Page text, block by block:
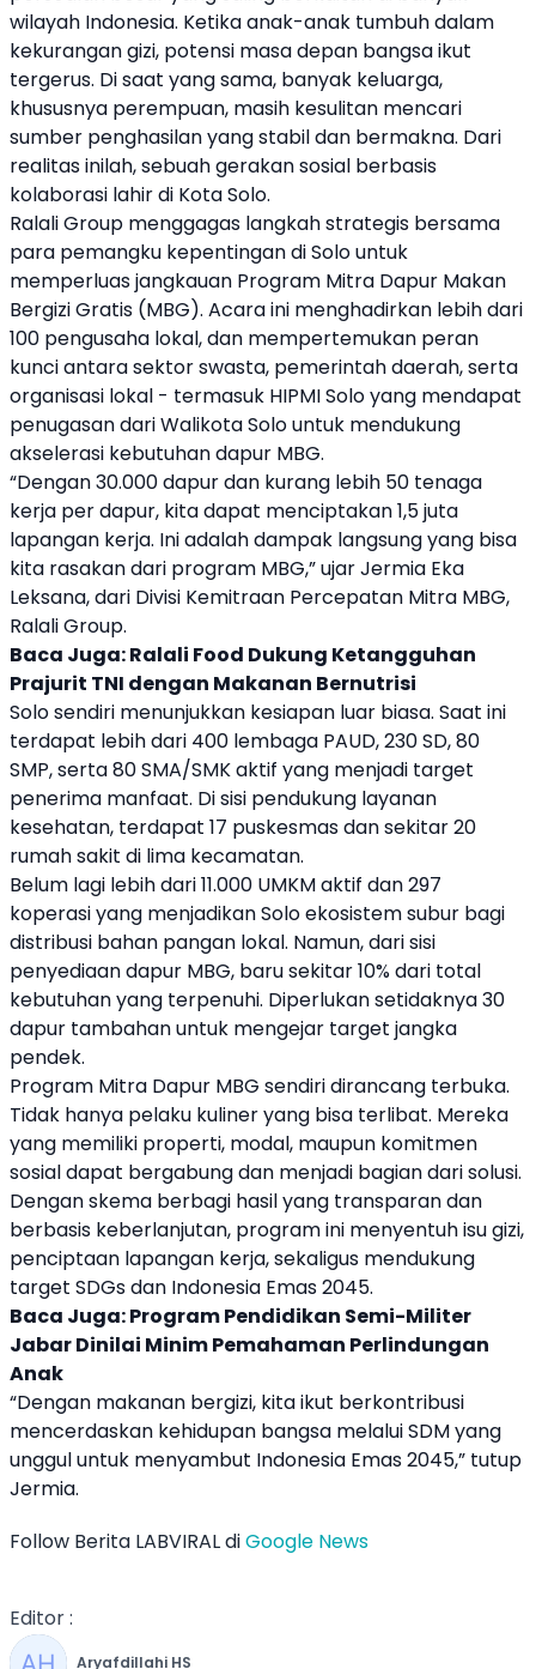
wilayah Indonesia. Ketika anak-anak tumbuh dalam
kekurangan gizi, potensi masa depan bangsa ikut
tergerus. Di saat yang sama, banyak keluarga,
khususnya perempuan, masih kesulitan mencari
sumber penghasilan yang stabil dan bermakna. Dari
realitas inilah, sebuah gerakan sosial berbasis
kolaborasi lahir di Kota Solo.
Ralali Group menggagas langkah strategis bersama
para pemangku kepentingan di Solo untuk
memperluas jangkauan Program Mitra Dapur Makan
Bergizi Gratis (MBG). Acara ini menghadirkan lebih dari
100 pengusaha lokal, dan mempertemukan peran
kunci antara sektor swasta, pemerintah daerah, serta
organisasi lokal - termasuk HIPMI Solo yang mendapat
penugasan dari Walikota Solo untuk mendukung
akselerasi kebutuhan dapur MBG.
“Dengan 30.000 dapur dan kurang lebih 50 tenaga
kerja per dapur, kita dapat menciptakan 1,5 juta
lapangan kerja. Ini adalah dampak langsung yang bisa
kita rasakan dari program MBG,” ujar Jermia Eka
Leksana, dari Divisi Kemitraan Percepatan Mitra MBG,
Ralali Group.
Baca Juga:Ralali Food Dukung Ketangguhan
Prajurit TNI dengan Makanan Bernutrisi
Solo sendiri menunjukkan kesiapan luar biasa. Saat ini
terdapat lebih dari 400 lembaga PAUD, 230 SD, 80
SMP, serta 80 SMA/SMK aktif yang menjadi target
penerima manfaat. Di sisi pendukung layanan
kesehatan, terdapat 17 puskesmas dan sekitar 20
rumah sakit di lima kecamatan.
Belum lagi lebih dari 11.000 UMKM aktif dan 297
koperasi yang menjadikan Solo ekosistem subur bagi
distribusi bahan pangan lokal. Namun, dari sisi
penyediaan dapur MBG, baru sekitar 10% dari total
kebutuhan yang terpenuhi. Diperlukan setidaknya 30
dapur tambahan untuk mengejar target jangka
pendek.
Program Mitra Dapur MBG sendiri dirancang terbuka.
Tidak hanya pelaku kuliner yang bisa terlibat. Mereka
yang memiliki properti, modal, maupun komitmen
sosial dapat bergabung dan menjadi bagian dari solusi.
Dengan skema berbagi hasil yang transparan dan
berbasis keberlanjutan, program ini menyentuh isu gizi,
penciptaan lapangan kerja, sekaligus mendukung
target SDGs dan Indonesia Emas 2045.
Baca Juga:Program Pendidikan Semi-Militer
Jabar Dinilai Minim Pemahaman Perlindungan
Anak
“Dengan makanan bergizi, kita ikut berkontribusi
mencerdaskan kehidupan bangsa melalui SDM yang
unggul untuk menyambut Indonesia Emas 2045,” tutup
Jermia.
Follow Berita LABVIRAL diGoogle News
Editor :
Aryafdillahi HS